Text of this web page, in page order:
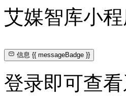
艾媒智库小
信息{{ messageBadge }}
登录即可查